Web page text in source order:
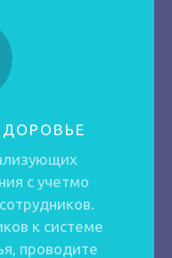
с учетмо
к системе
проводите